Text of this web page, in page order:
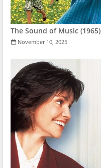
The Sound of Music (1965)
November 10, 2025